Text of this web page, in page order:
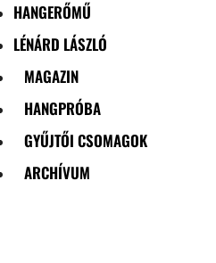
HANGERŐMŰ
LÉNÁRD LÁSZLÓ
MAGAZIN
HANGPRÓBA
GYŰJTŐI CSOMAGOK
ARCHÍVUM